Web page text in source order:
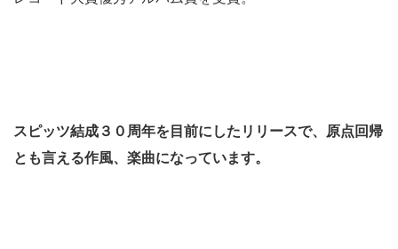
スピッツ結成３０周年を目前にしたリリースで、原点回帰
とも言える作風、楽曲になっています。